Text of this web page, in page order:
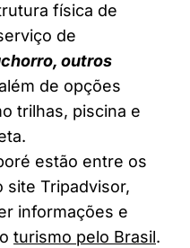
física de
de
outros
de opções
trilhas, piscina e
estão entre os
site Tripadvisor,
informações e
turismo pelo Brasil.